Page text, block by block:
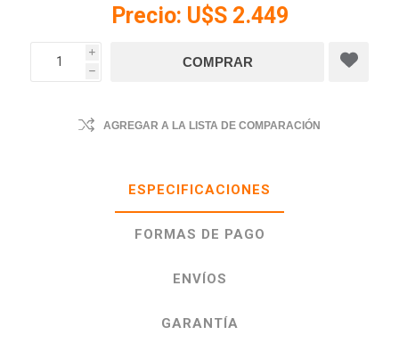
Precio: U$S 2.449
i
h
AGREGAR A LA LISTA DE COMPARACIÓN
ESPECIFICACIONES
FORMAS DE PAGO
ENVÍOS
GARANTÍA